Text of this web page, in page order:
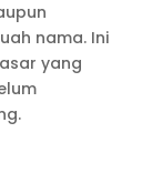
nama. Ini
yang